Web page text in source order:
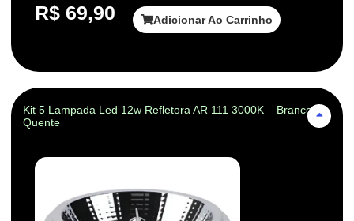
R$ 69,90 Adicionar Ao Carrinho
Kit 5 Lampada Led 12w Refletora AR 111 3000K – Branco-
Quente